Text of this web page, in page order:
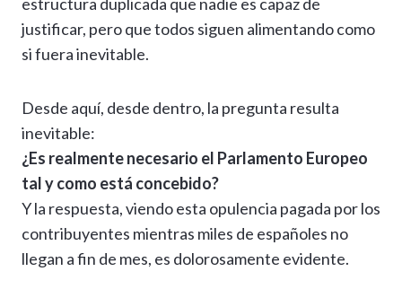
justificar, pero que todos siguen alimentando como
si fuera inevitable.
Desde aquí, desde dentro, la pregunta resulta
inevitable:
¿Es realmente necesario el Parlamento Europeo
tal y como está concebido?
Y la respuesta, viendo esta opulencia pagada por los
contribuyentes mientras miles de españoles no
llegan a fin de mes, es dolorosamente evidente.